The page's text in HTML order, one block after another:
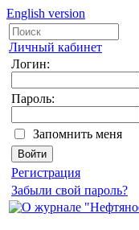
English version
Личный кабинет
Логин:
Пароль:
Запомнить меня
Регистрация
Забыли свой пароль?